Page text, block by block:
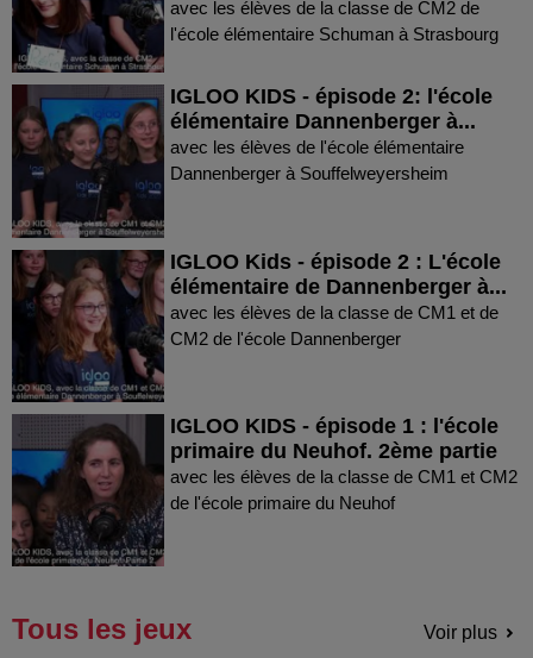
avec les élèves de la classe de CM2 de
l'école élémentaire Schuman à Strasbourg
IGLOO KIDS - épisode 2: l'école
élémentaire Dannenberger à...
avec les élèves de l'école élémentaire
Dannenberger à Souffelweyersheim
IGLOO Kids - épisode 2 : L'école
élémentaire de Dannenberger à...
avec les élèves de la classe de CM1 et de
CM2 de l'école Dannenberger
IGLOO KIDS - épisode 1 : l'école
primaire du Neuhof. 2ème partie
avec les élèves de la classe de CM1 et CM2
de l'école primaire du Neuhof
Tous les jeux Voir plus